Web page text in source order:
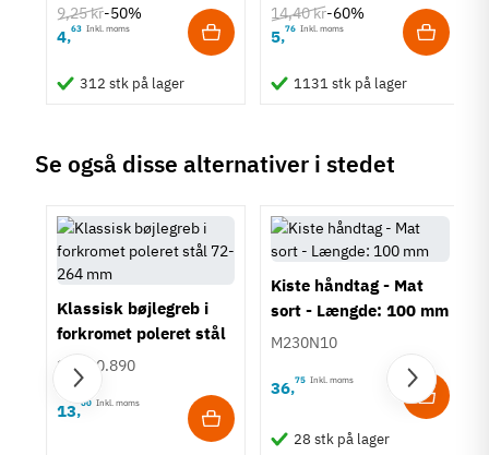
Metalfarvet
Montering
Stil
Klassisk
Tilstand
9,25 kr-50%
4,63 Inkl. moms
312 stk på lager
14,40 kr-60%
5,76 Inkl. moms
1131 stk på lager
Se også disse alternativer i stedet
Klassisk bøjlegreb i
forkromet poleret stål
72-200 mm
155.00.890
13,00 Inkl. moms
Kiste håndtag - Mat
sort - Længde: 100 mm
M230N10
36,75 Inkl. moms
28 stk på lager